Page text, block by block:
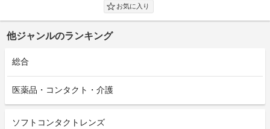
他ジャンルのランキング
総合
医薬品・コンタクト・介護
ソフトコンタクトレンズ